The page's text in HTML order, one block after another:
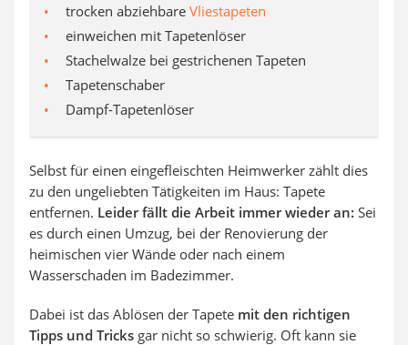
trocken abziehbare Vliestapeten
einweichen mit Tapetenlöser
Stachelwalze bei gestrichenen Tapeten
Tapetenschaber
Dampf-Tapetenlöser
Selbst für einen eingefleischten Heimwerker zählt dies
zu den ungeliebten Tätigkeiten im Haus: Tapete
entfernen. Leider fällt die Arbeit immer wieder an: Sei
es durch einen Umzug, bei der Renovierung der
heimischen vier Wände oder nach einem
Wasserschaden im Badezimmer.
Dabei ist das Ablösen der Tapete mit den richtigen
Tipps und Tricks gar nicht so schwierig. Oft kann sie